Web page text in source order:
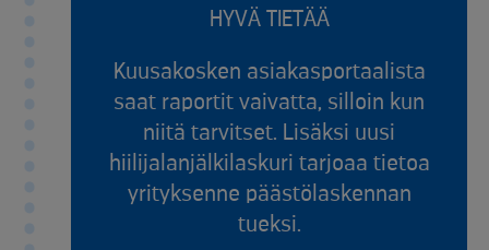
HYVÄ TIETÄÄ
Kuusakosken asiakasportaalista
saat raportit vaivatta, silloin kun
niitä tarvitset. Lisäksi uusi
hiilijalanjälkilaskuri tarjoaa tietoa
yrityksenne päästölaskennan
tueksi.